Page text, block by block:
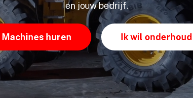
en jouw bedrijf.
Machines huren Ik wil onderhoud